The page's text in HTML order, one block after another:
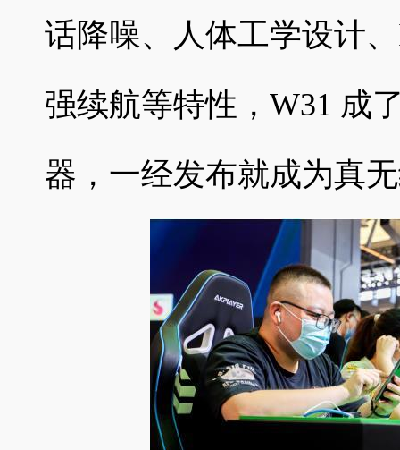
话降噪、人体工学设计
强续航等特性，W31 成
器，一经发布就成为真